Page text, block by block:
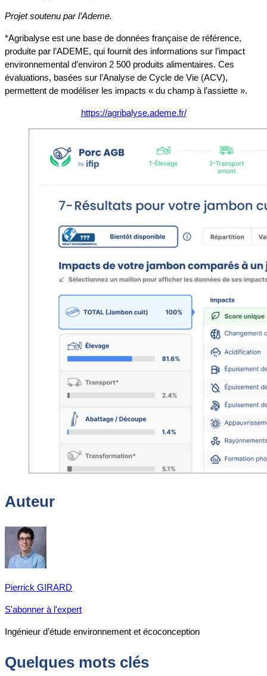
Projet soutenu par l’Ademe.
*Agribalyse est une base de données française de référence,
produite par l’ADEME, qui fournit des informations sur l’impact
environnemental d’environ 2 500 produits alimentaires. Ces
évaluations, basées sur l’Analyse de Cycle de Vie (ACV),
permettent de modéliser les impacts « du champ à l’assiette ».
https://agribalyse.ademe.fr/
Auteur
Pierrick GIRARD
S'abonner à l'expert
Ingénieur d’étude environnement et écoconception
Quelques mots clés